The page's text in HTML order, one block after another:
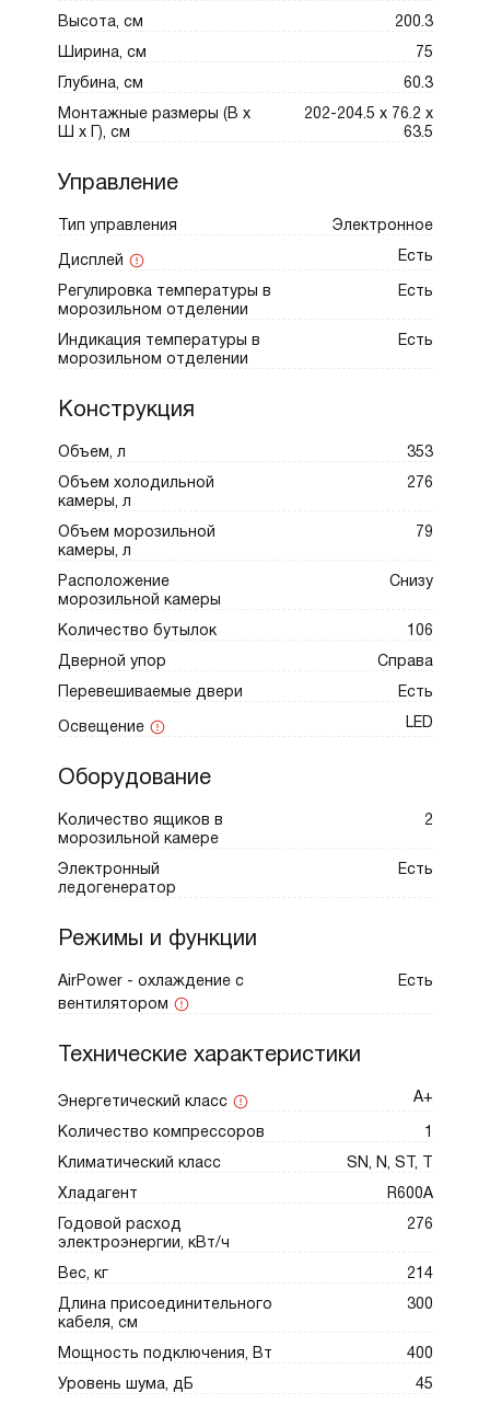
Высота, см 200.3
Ширина, см 75
Глубина, см 60.3
Монтажные размеры (В х
Ш х Г), см
202-204.5 х 76.2 х
63.5
Управление
Тип управления Электронное
Дисплей Есть
Регулировка температуры в
морозильном отделении
Есть
Индикация температуры в
морозильном отделении
Есть
Конструкция
Объем, л 353
Объем холодильной
камеры, л
276
Объем морозильной
камеры, л
79
Расположение
морозильной камеры
Снизу
Количество бутылок 106
Дверной упор Справа
Перевешиваемые двери Есть
Освещение LED
Оборудование
Количество ящиков в
морозильной камере
2
Электронный
ледогенератор
Есть
Режимы и функции
AirPower - охлаждение с
вентилятором
Есть
Технические характеристики
Энергетический класс А+
Количество компрессоров 1
Климатический класс SN, N, ST, T
Хладагент R600A
Годовой расход
электроэнергии, кВт/ч
276
Вес, кг 214
Длина присоединительного
кабеля, см
300
Мощность подключения, Вт 400
Уровень шума, дБ 45